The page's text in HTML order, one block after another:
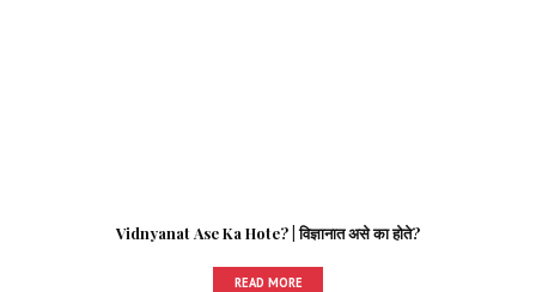
Vidnyanat Ase Ka Hote? | विज्ञानात असे का होते?
READ MORE